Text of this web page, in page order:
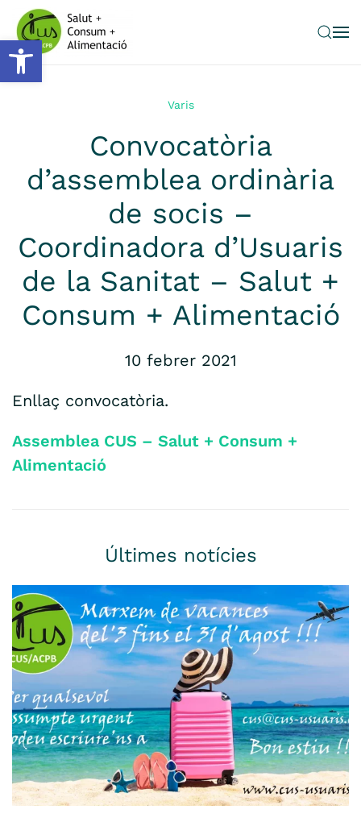
Obre la barra d'eines
Skip to main content
Varis
Convocatòria
d’assemblea ordinària
de socis –
Coordinadora d’Usuaris
de la Sanitat – Salut +
Consum + Alimentació
10 febrer 2021
Enllaç convocatòria.
Assemblea CUS – Salut + Consum +
Alimentació
Últimes notícies